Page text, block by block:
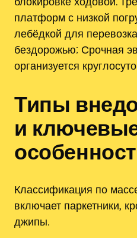
платформ с низкой
лебёдкой для
бездорожью; Срочная
организуется
Типы
и
Классификация по
включает паркетники‚
джипы.